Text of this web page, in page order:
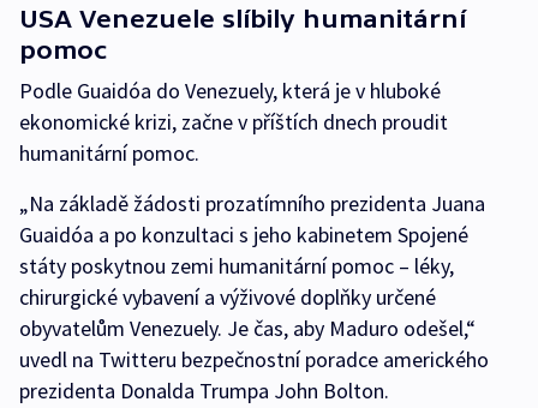
USA Venezuele slíbily humanitární
pomoc
Podle Guaidóa do Venezuely, která je v hluboké
ekonomické krizi, začne v příštích dnech proudit
humanitární pomoc.
„Na základě žádosti prozatímního prezidenta Juana
Guaidóa a po konzultaci s jeho kabinetem Spojené
státy poskytnou zemi humanitární pomoc – léky,
chirurgické vybavení a výživové doplňky určené
obyvatelům Venezuely. Je čas, aby Maduro odešel,“
uvedl na Twitteru bezpečnostní poradce amerického
prezidenta Donalda Trumpa John Bolton.